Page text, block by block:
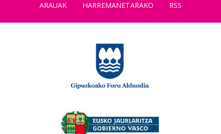
ARAUAK
HARREMANETARAKO RSS